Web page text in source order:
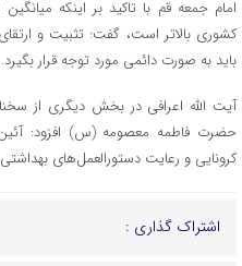
کشوری بالاتر است، گفت: تثبیت و
باید به صورت دائمی مورد توجه قرار بگیرد.
آیت الله اعرافی در بخش دیگری از
حضرت فاطمه معصومه (س) افزود:
کرونایی و رعایت دستورالعمل‌های بهداشتی
اشتراک گذاری :